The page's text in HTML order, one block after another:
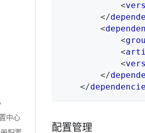
中心
<
</
<
<
<
<
</
</
配置管理